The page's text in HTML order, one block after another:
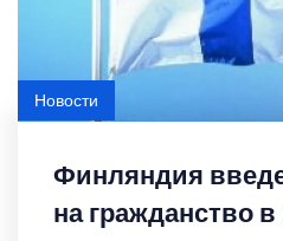
Финляндия
на гражданство
Новости